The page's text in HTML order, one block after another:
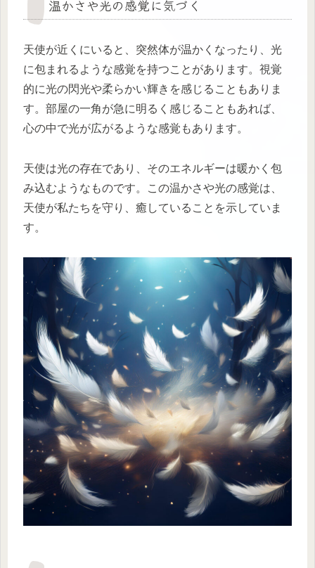
温かさや光の感覚に気づく
天使が近くにいると、突然体が温かくなったり、光
に包まれるような感覚を持つことがあります。視覚
的に光の閃光や柔らかい輝きを感じることもありま
す。部屋の一角が急に明るく感じることもあれば、
心の中で光が広がるような感覚もあります。
天使は光の存在であり、そのエネルギーは暖かく包
み込むようなものです。この温かさや光の感覚は、
天使が私たちを守り、癒していることを示していま
す。